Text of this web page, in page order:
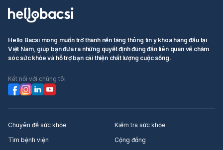
Hello Bacsi mong muốn trở thành nền tảng thông tin y khoa hàng đầu tại
Việt Nam, giúp bạn đưa ra những quyết định đúng đắn liên quan về chăm
sóc sức khỏe và hỗ trợ bạn cải thiện chất lượng cuộc sống.
Kết nối với chúng tôi
Chuyên đề sức khỏe
Kiểm tra sức khỏe
Tìm bệnh viện
Cộng đồng